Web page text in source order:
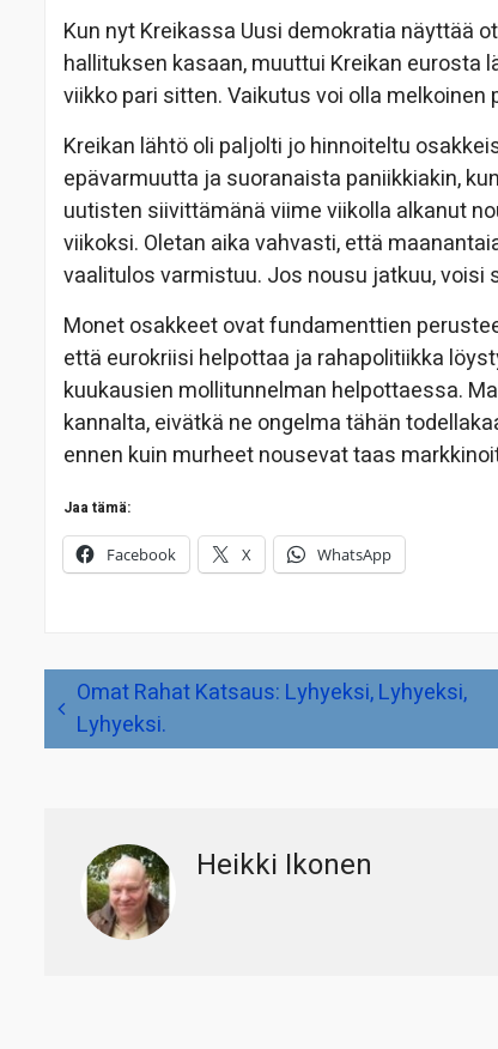
Kun nyt Kreikassa Uusi demokratia näyttää
hallituksen kasaan, muuttui Kreikan
viikko pari sitten. Vaikutus voi olla
Kreikan lähtö oli paljolti jo hinnoiteltu
epävarmuutta ja suoranaista paniikkiakin,
uutisten siivittämänä viime viikolla alkanut
viikoksi. Oletan aika vahvasti, että
vaalitulos varmistuu. Jos nousu jatkuu, voisi
Monet osakkeet ovat fundamenttien
että eurokriisi helpottaa ja rahapolitiikka
kuukausien mollitunnelman helpottaessa.
kannalta, eivätkä ne ongelma tähän
ennen kuin murheet nousevat taas
Jaa tämä:
Facebook X WhatsApp
Artikkelien
selausOmat Rahat Katsaus: Lyhyeksi, Lyhyeksi,
Lyhyeksi.
Heikki Ikonen